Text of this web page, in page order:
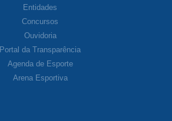
Entidades
Concursos
Ouvidoria
Portal da Transparência
Agenda de Esporte
Arena Esportiva